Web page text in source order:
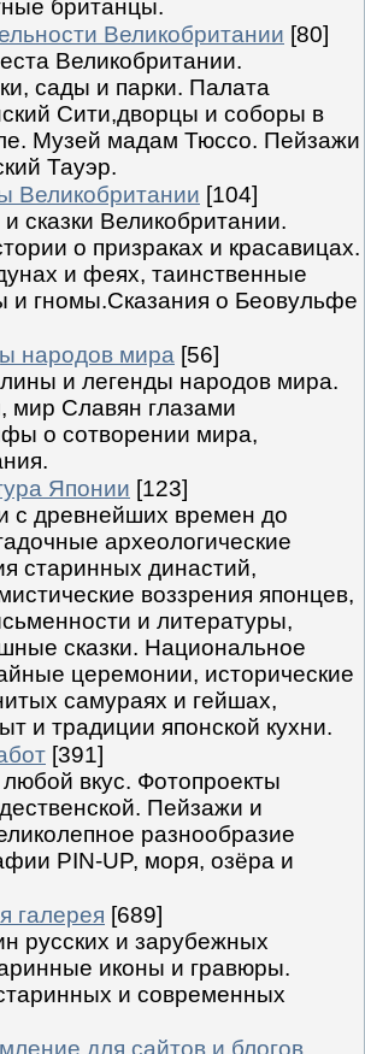
британцы.
Великобритании [80]
Великобритании.
сады и парки. Палата
Сити,дворцы и соборы в
Музей мадам Тюссо. Пейзажи
Тауэр.
Великобритании [104]
сказки Великобритании.
о призраках и красавицах.
и феях, таинственные
и гномы.Сказания о Беовульфе
народов мира [56]
и легенды народов мира.
мир Славян глазами
о сотворении мира,
Японии [123]
с древнейших времен до
археологические
старинных династий,
воззрения японцев,
и литературы,
сказки. Национальное
церемонии, исторические
самураях и гейшах,
и традиции японской кухни.
[391]
вкус. Фотопроекты
Пейзажи и
разнообразие
PIN-UP, моря, озёра и
галерея [689]
русских и зарубежных
иконы и гравюры.
и современных
для сайтов и блогов